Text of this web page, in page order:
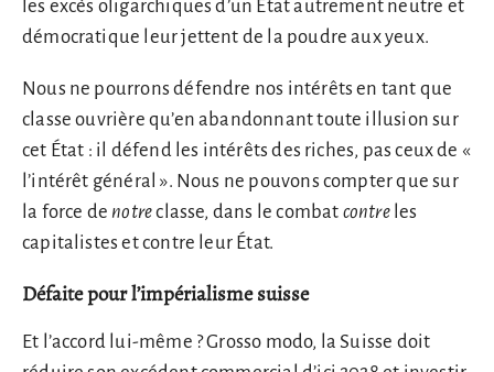
les excès oligarchiques d’un État autrement neutre et
démocratique leur jettent de la poudre aux yeux.
Nous ne pourrons défendre nos intérêts en tant que
classe ouvrière qu’en abandonnant toute illusion sur
cet État : il défend les intérêts des riches, pas ceux de «
l’intérêt général ». Nous ne pouvons compter que sur
la force de notreclasse, dans le combat contreles
capitalistes et contre leur État.
Défaite pour l’impérialisme suisse
Et l’accord lui-même ? Grosso modo, la Suisse doit